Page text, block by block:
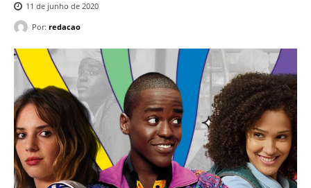
11 de junho de 2020
Por: redacao